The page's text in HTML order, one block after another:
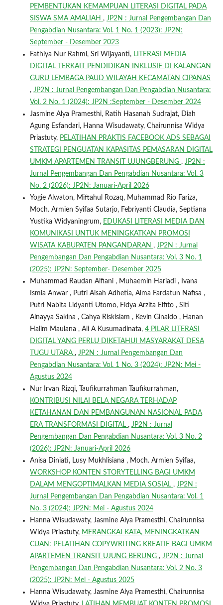
PEMBENTUKAN KEMAMPUAN LITERASI DIGITAL PADA
SISWA SMA AMALIAH , JP2N : Jurnal Pengembangan Dan
Pengabdian Nusantara: Vol. 1 No. 1 (2023): JP2N:
September - Desember 2023
Fathiya Nur Rahmi, Sri Wijayanti, LITERASI MEDIA
DIGITAL TERKAIT PENDIDIKAN INKLUSIF DI KALANGAN
GURU LEMBAGA PAUD WILAYAH KECAMATAN CIPANAS
, JP2N : Jurnal Pengembangan Dan Pengabdian Nusantara:
Vol. 2 No. 1 (2024): JP2N :September - Desember 2024
Jasmine Alya Pramesthi, Ratih Hasanah Sudrajat, Diah
Agung Esfandari, Hanna Wisudawaty, Chairunnisa Widya
Priastuty, PELATIHAN PRAKTIS FACEBOOK ADS SEBAGAI
STRATEGI PENGUATAN KAPASITAS PEMASARAN DIGITAL
UMKM APARTEMEN TRANSIT UJUNGBERUNG , JP2N :
Jurnal Pengembangan Dan Pengabdian Nusantara: Vol. 3
No. 2 (2026): JP2N: Januari-April 2026
Yogie Alwaton, Miftahul Rozaq, Muhammad Rio Fariza,
Moch. Armien Syifaa Sutarjo, Febriyanti Claudia, Septiana
Yustika Widyaningrum, EDUKASI LITERASI MEDIA DAN
KOMUNIKASI UNTUK MENINGKATKAN PROMOSI
WISATA KABUPATEN PANGANDARAN , JP2N : Jurnal
Pengembangan Dan Pengabdian Nusantara: Vol. 3 No. 1
(2025): JP2N: September- Desember 2025
Muhammad Raudan Alfiani , Muhaemin Hariadi , Ivana
Ismia Anwar , Putri Aisah Adhetia, Alma Fardatun Nafisa ,
Putri Nabita Lidyanti Utomo, Fidya Arzita Elfito , Siti
Ainayya Sakina , Cahya Riskisiam , Kevin Ginaldo , Hanan
Halim Maulana , Ali A Kusumadinata, 4 PILAR LITERASI
DIGITAL YANG PERLU DIKETAHUI MASYARAKAT DESA
TUGU UTARA , JP2N : Jurnal Pengembangan Dan
Pengabdian Nusantara: Vol. 1 No. 3 (2024): JP2N: Mei -
Agustus 2024
Nur Irvan Rizqi, Taufikurrahman Taufikurrahman,
KONTRIBUSI NILAI BELA NEGARA TERHADAP
KETAHANAN DAN PEMBANGUNAN NASIONAL PADA
ERA TRANSFORMASI DIGITAL , JP2N : Jurnal
Pengembangan Dan Pengabdian Nusantara: Vol. 3 No. 2
(2026): JP2N: Januari-April 2026
Anisa Diniati, Lusy Mukhlisiana , Moch. Armien Syifaa,
WORKSHOP KONTEN STORYTELLING BAGI UMKM
DALAM MENGOPTIMALKAN MEDIA SOSIAL , JP2N :
Jurnal Pengembangan Dan Pengabdian Nusantara: Vol. 1
No. 3 (2024): JP2N: Mei - Agustus 2024
Hanna Wisudawaty, Jasmine Alya Pramesthi, Chairunnisa
Widya Priastuty, MERANGKAI KATA, MENINGKATKAN
CUAN: PELATIHAN COPYWRITING KREATIF BAGI UMKM
APARTEMEN TRANSIT UJUNG BERUNG , JP2N : Jurnal
Pengembangan Dan Pengabdian Nusantara: Vol. 2 No. 3
(2025): JP2N: Mei - Agustus 2025
Hanna Wisudawaty, Jasmine Alya Pramesthi, Chairunnisa